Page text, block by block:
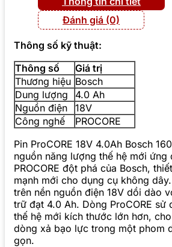
Đánh giá (0)
Thông số kỹ thuật:
Thông số
Giá trị
Thương hiệu Bosch
Dung lượng
4.0 Ah
Nguồn điện
18V
Công nghế
PROCORE
Pin ProCORE 18V 4.0Ah Bosch
nguồn năng lượng thế hệ mới ứng
PROCORE đột phá của Bosch,
mạnh mới cho dụng cụ không
trên nền nguồn điện 18V dồi dào
trữ đạt 4.0 Ah. Dòng ProCORE sử
thế hệ mới kích thước lớn hơn,
dòng xả bạo lực trong một phom
gọn.